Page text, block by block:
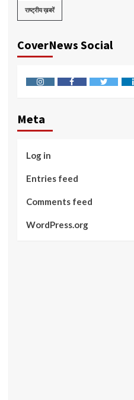
राष्ट्रीय ख़बरें
CoverNews Social
InstagramFacebookTwitter
Meta
Log in
Entries feed
Comments feed
WordPress.org